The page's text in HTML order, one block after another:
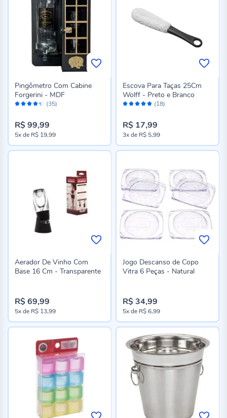
Avaliação: (35)
Pingômetro Com Cabine
Forgerini - MDF
R$ 99,99
5xde R$ 19,99
Avaliação: (18)
Escova Para Taças 25Cm
Wolff - Preto e Branco
R$ 17,99
3xde R$ 5,99
Aerador De Vinho Com
Base 16 Cm - Transparente
R$ 69,99
5xde R$ 13,99
Jogo Descanso de Copo
Vitra 6 Peças - Natural
R$ 34,99
5xde R$ 6,99